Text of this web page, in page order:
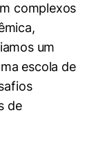
complexos
um
escola de
de